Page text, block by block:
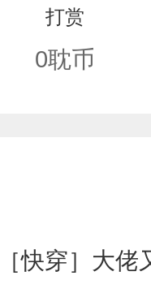
打赏
0耽币
［快穿］大